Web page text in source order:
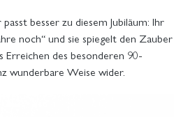
besser zu diesem Jubiläum: Ihr
noch“ und sie spiegelt den Zauber
Erreichen des besonderen 90-
wunderbare Weise wider.